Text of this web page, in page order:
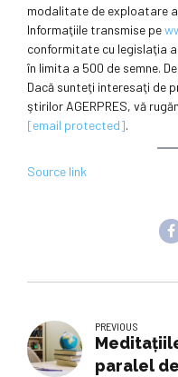
modalitate de exploatare
Informaţiile transmise pe
conformitate cu legislaţia
în limita a 500 de semne.
Dacă sunteţi interesaţi de
ştirilor AGERPRES, vă
[email protected].
Source link
PREVIOUS
paralel